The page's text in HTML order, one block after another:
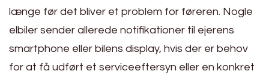
længe før det bliver et problem for føreren. Nogle
elbiler sender allerede notifikationer til ejerens
smartphone eller bilens display, hvis der er behov
for at få udført et serviceeftersyn eller en konkret